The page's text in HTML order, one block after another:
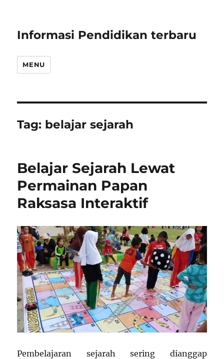
Informasi Pendidikan terbaru
MENU
Tag: belajar sejarah
Belajar Sejarah Lewat
Permainan Papan
Raksasa Interaktif
Pembelajaran sejarah sering dianggap